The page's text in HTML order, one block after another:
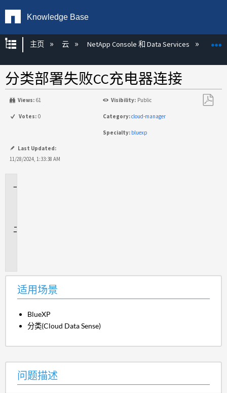
Knowledge Base
扩展/隐缩全局层次
主页 云 NetApp Console 和 Data Services
分类部署失败CC充电器连接
Views: 61 Visibility: Public
Votes: 0 Category:cloud-manager
Specialty: bluexp
Last Updated:
11/28/2024, 1:33:38 AM
适用场景
BlueXP
分类(Cloud Data Sense)
问题描述